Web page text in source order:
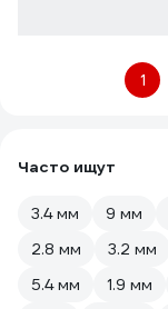
1
Часто ищут
3.4 мм 9 мм
2.8 мм
3.2 мм
5.4 мм
1.9 мм